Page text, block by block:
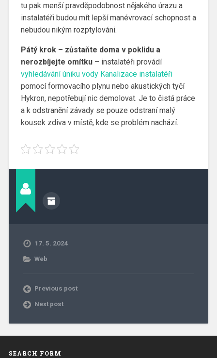
tu pak menší pravděpodobnost nějakého úrazu a
instalatéři budou mít lepší manévrovací schopnost a
nebudou nikým rozptylováni.
Pátý krok – zůstaňte doma v poklidu a
nerozbíjejte omítku – instalatéři provádí
vyhledávání úniku vody Kanalizace instalatéři
pomocí formovacího plynu nebo akustických tyčí
Hykron, nepotřebují nic demolovat. Je to čistá práce
a k odstranění závady se pouze odstraní malý
kousek zdiva v místě, kde se problém nachází.
17. 5. 2024
Web
Previous post
Next post
SEARCH FORM